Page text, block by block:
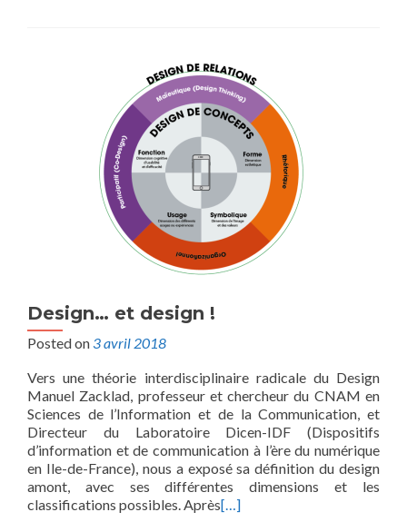
Design… et design !
Posted on 3 avril 2018
Vers une théorie interdisciplinaire radicale du Design
Manuel Zacklad, professeur et chercheur du CNAM en
Sciences de l’Information et de la Communication, et
Directeur du Laboratoire Dicen-IDF (Dispositifs
d’information et de communication à l’ère du numérique
en Ile-de-France), nous a exposé sa définition du design
amont, avec ses différentes dimensions et les
classifications possibles. Après[…]